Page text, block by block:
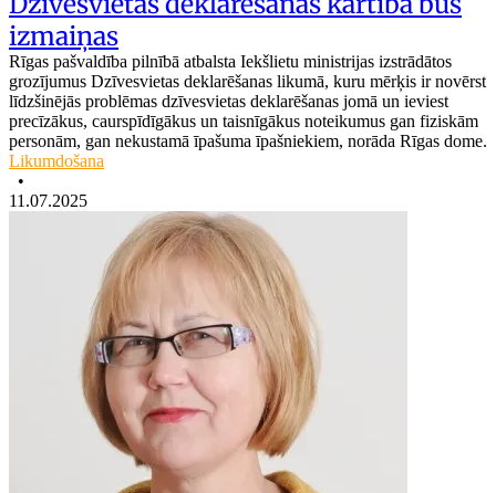
izmaiņas
Rīgas pašvaldība pilnībā atbalsta Iekšlietu ministrijas izstrādātos
grozījumus Dzīvesvietas deklarēšanas likumā, kuru mērķis ir novērst
līdzšinējās problēmas dzīvesvietas deklarēšanas jomā un ieviest
precīzākus, caurspīdīgākus un taisnīgākus noteikumus gan fiziskām
personām, gan nekustamā īpašuma īpašniekiem, norāda Rīgas dome.
Likumdošana
•
11.07.2025